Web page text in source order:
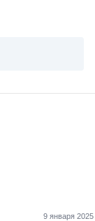
9 января 2025